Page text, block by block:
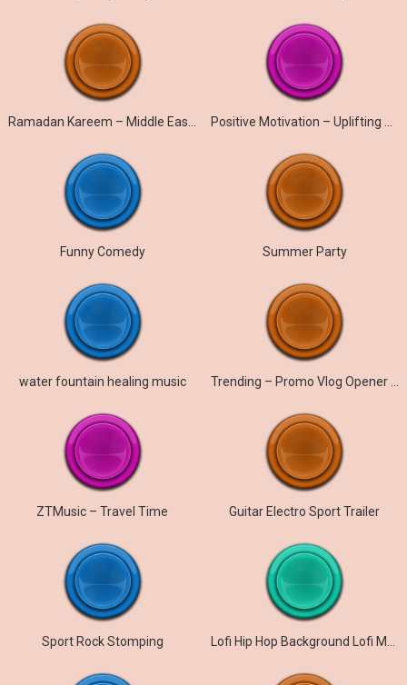
Funny Comedy Summer Party
water fountain healing music
ZTMusic – Travel Time Guitar Electro Sport Trailer
Sport Rock Stomping